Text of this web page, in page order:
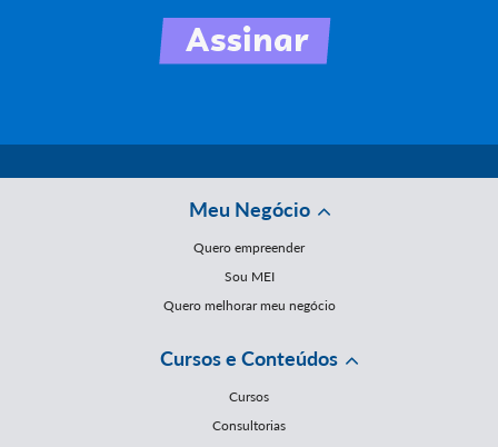
Meu Negócio
Quero empreender
Sou MEI
Quero melhorar meu negócio
Cursos e Conteúdos
Cursos
Consultorias